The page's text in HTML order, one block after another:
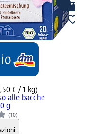
€ / 1 kg)
alle bacche
g
(10)